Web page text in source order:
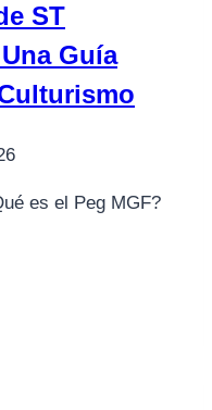
ST
Guía
es el Peg MGF?